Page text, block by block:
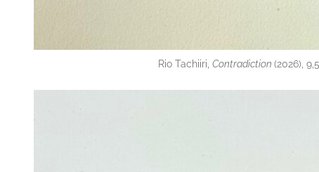
Rio Tachiiri,Contradiction(2026),